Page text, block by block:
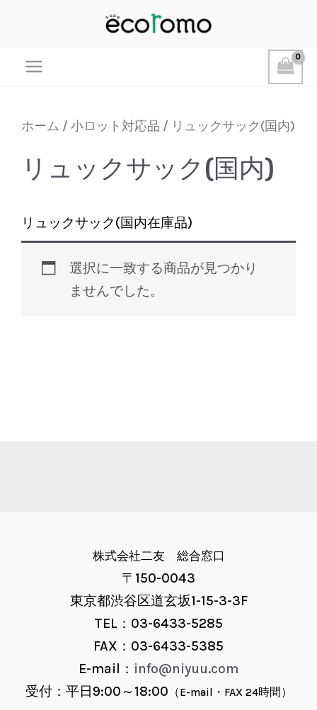
Menu
ホーム / 小ロット対応品 / リュックサック(国内)
リュックサック(国内)
リュックサック(国内在庫品)
選択に一致する商品が見つかり
ませんでした。
株式会社二友 総合窓口
〒150-0043
東京都渋谷区道玄坂1-15-3-3F
TEL：03-6433-5285
FAX：03-6433-5385
E-mail： info@niyuu.com
受付：平日9:00～18:00 （E-mail・FAX 24時間）